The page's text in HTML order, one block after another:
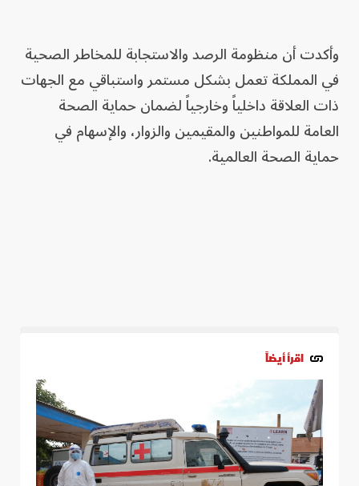
وأكدت أن منظومة الرصد والاستجابة للمخاطر الصحية
في المملكة تعمل بشكل مستمر واستباقي مع الجهات
ذات العلاقة داخلياً وخارجياً لضمان حماية الصحة
العامة للمواطنين والمقيمين والزوار، والإسهام في
حماية الصحة العالمية.
اقرأ أيضاً